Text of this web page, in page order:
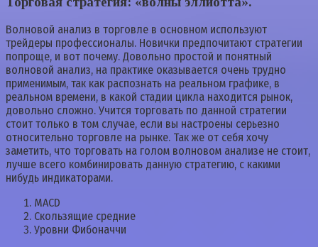
Волновой анализ в торговле в основном используют
трейдеры профессионалы. Новички предпочитают стратегии
попроще, и вот почему. Довольно простой и понятный
волновой анализ, на практике оказывается очень трудно
применимым, так как распознать на реальном графике, в
реальном времени, в какой стадии цикла находится рынок,
довольно сложно. Учится торговать по данной стратегии
стоит только в том случае, если вы настроены серьезно
относительно торговле на рынке. Так же от себя хочу
заметить, что торговать на голом волновом анализе не стоит,
лучше всего комбинировать данную стратегию, с какими
нибудь индикаторами.
MACD
Скользящие средние
Уровни Фибоначчи